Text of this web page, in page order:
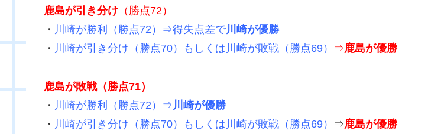
鹿島が引き分け （勝点72）
・ 川崎が勝利（勝点72）⇒得失点差で川崎が優勝
・ 川崎が引き分け（勝点70）もしくは 川崎が敗戦（勝点69） ⇒鹿島が優勝
鹿島が敗戦（勝点71）
・ 川崎が勝利（勝点72）⇒ 川崎が優勝
・ 川崎が引き分け（勝点70）もしくは川崎が敗戦（勝点69） ⇒鹿島が優勝